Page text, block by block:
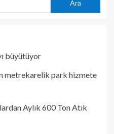
Ara
büyütüyor
metrekarelik park hizmete
Aylık 600 Ton Atık